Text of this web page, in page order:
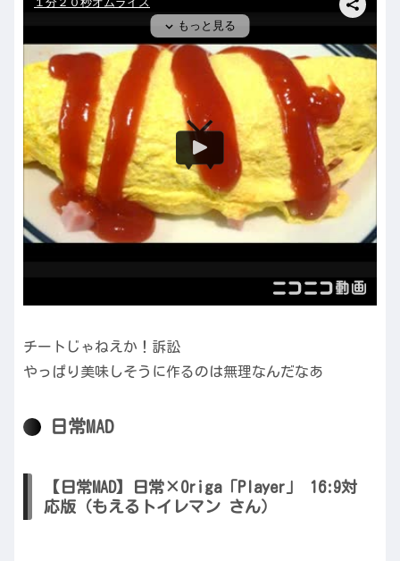
チートじゃねえか！訴訟
やっぱり美味しそうに作るのは無理なんだなあ
日常MAD
【日常MAD】日常×Origa「Player」 16:9対
応版（もえるトイレマン さん）